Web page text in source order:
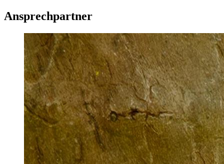
Ansprechpartner